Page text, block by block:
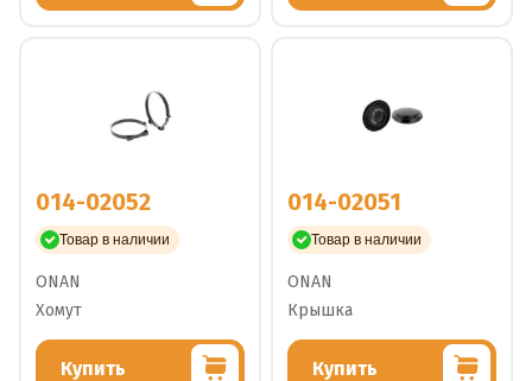
014-02052
Товар в наличии
ONAN
Хомут
Купить
014-02051
Товар в наличии
ONAN
Крышка
Купить